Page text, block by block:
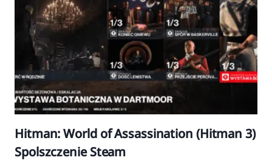
Hitman: World of Assassination (Hitman 3)
Spolszczenie Steam